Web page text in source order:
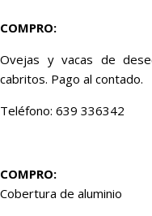
COMPRO:
Ovejas y vacas de
cabritos. Pago al contado.
Teléfono: 639 336342
COMPRO:
Cobertura de aluminio